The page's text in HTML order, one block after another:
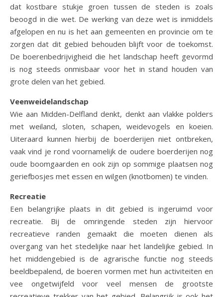
dat kostbare stukje groen tussen de steden is zoals
beoogd in die wet. De werking van deze wet is inmiddels
afgelopen en nu is het aan gemeenten en provincie om te
zorgen dat dit gebied behouden blijft voor de toekomst.
De boerenbedrijvigheid die het landschap heeft gevormd
is nog steeds onmisbaar voor het in stand houden van
grote delen van het gebied.
Veenweidelandschap
Wie aan Midden-Delfland denkt, denkt aan vlakke polders
met weiland, sloten, schapen, weidevogels en koeien.
Uiteraard kunnen hierbij de boerderijen niet ontbreken,
vaak vind je rond voornamelijk de oudere boerderijen nog
oude boomgaarden en ook zijn op sommige plaatsen nog
geriefbosjes met essen en wilgen (knotbomen) te vinden.
Recreatie
Een belangrijke plaats in dit gebied is ingeruimd voor
recreatie. Bij de omringende steden zijn hiervoor
recreatieve randen gemaakt die moeten dienen als
overgang van het stedelijke naar het landelijke gebied. In
het middengebied is de agrarische functie nog steeds
beeldbepalend, de boeren vormen met hun activiteiten en
vee ongetwijfeld voor veel mensen de grootste